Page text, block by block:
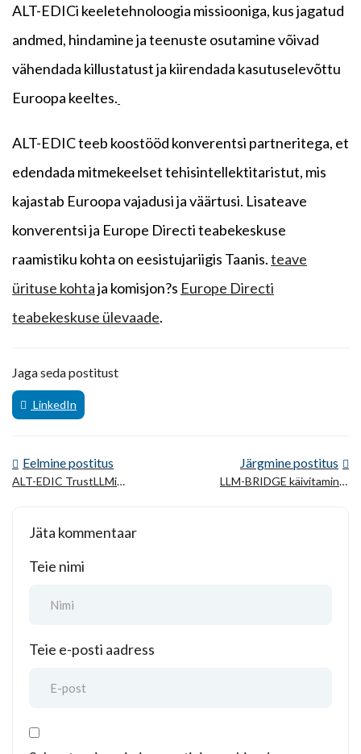
ALT-EDICi keeletehnoloogia missiooniga, kus jagatud
andmed, hindamine ja teenuste osutamine võivad
vähendada killustatust ja kiirendada kasutuselevõttu
Euroopa keeltes.
ALT-EDIC teeb koostööd konverentsi partneritega, et
edendada mitmekeelset tehisintellektitaristut, mis
kajastab Euroopa vajadusi ja väärtusi. Lisateave
konverentsi ja Europe Directi teabekeskuse
raamistiku kohta on eesistujariigis Taanis.teave
ürituse kohtaja komisjon?s Europe Directi
teabekeskuse ülevaade.
Jaga seda postitust
LinkedIn
Eelmine postitus
ALT-EDIC TrustLLMi
suurendamine Euroopa
Järgmine postitus
LLM-BRIDGE käivitamine:
Jäta kommentaar
Teie nimi
Teie e-posti aadress